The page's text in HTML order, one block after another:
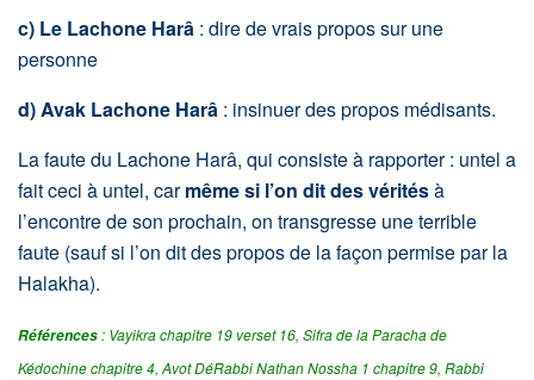
c) Le Lachone Harâ : dire de vrais propos sur une
personne
d) Avak Lachone Harâ : insinuer des propos médisants.
La faute du Lachone Harâ, qui consiste à rapporter : untel a
fait ceci à untel, carmême si l’on dit des véritésà
l’encontre de son prochain, on transgresse une terrible
faute (sauf si l’on dit des propos de la façon permise par la
Halakha).
Références: Vayikra chapitre 19 verset 16, Sifra de la Paracha de
Kédochine chapitre 4, Avot DéRabbi Nathan Nossha 1 chapitre 9, Rabbi